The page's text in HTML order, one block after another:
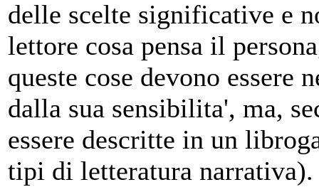
delle scelte significative e
lettore cosa pensa il
queste cose devono essere
dalla sua sensibilita', ma,
essere descritte in un
tipi di letteratura narrativa).